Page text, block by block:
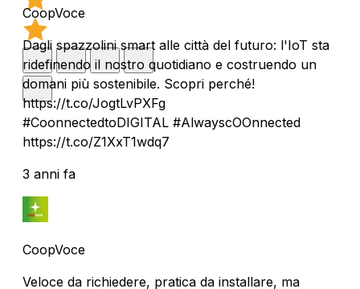
CoopVoce
Dagli spazzolini smart alle città del futuro: l'IoT sta
ridefinendo il nostro quotidiano e costruendo un
domani più sostenibile. Scopri perché!
https://t.co/JogtLvPXFg
#CoonnectedtoDIGITAL #AlwayscOOnnected
https://t.co/Z1XxT1wdq7
3 anni fa
CoopVoce
Veloce da richiedere, pratica da installare, ma